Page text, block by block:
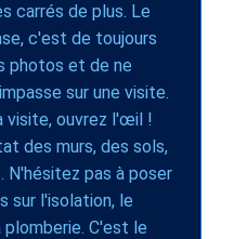
carrés de plus. Le
c'est de toujours
photos et de ne
sur une visite.
visite, ouvrez l'œil !
des murs, des sols,
N'hésitez pas à poser
sur l'isolation, le
C'est le